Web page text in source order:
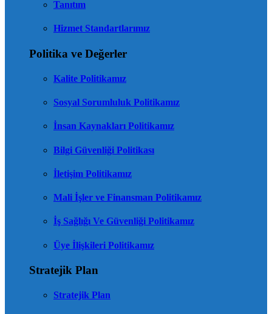
Tanıtım
Hizmet Standartlarımız
Politika ve Değerler
Kalite Politikamız
Sosyal Sorumluluk Politikamız
İnsan Kaynakları Politikamız
Bilgi Güvenliği Politikası
İletişim Politikamız
Mali İşler ve Finansman Politikamız
İş Sağlığı Ve Güvenliği Politikamız
Üye İlişkileri Politikamız
Stratejik Plan
Stratejik Plan